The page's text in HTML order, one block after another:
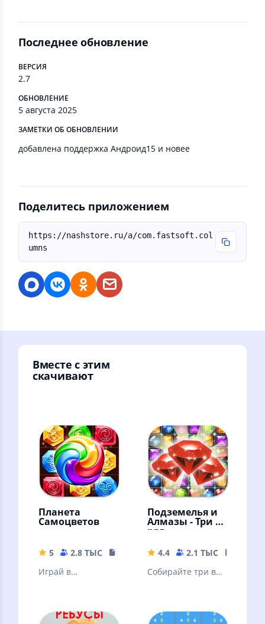
Последнее обновление
ВЕРСИЯ
2.7
ОБНОВЛЕНИЕ
5 августа 2025
ЗАМЕТКИ ОБ ОБНОВЛЕНИИ
добавлена поддержка Андроид15 и новее
Поделитесь приложением
https://nashstore.ru/a/com.fastsoft.col
umns
Вместе с этим
скачивают
Планета
Самоцветов
5 2.8 ТЫС
146.32 MB
Играй в
наслаждайся
Подземелья и
Алмазы - Три в
ряд
4.4 2.1 ТЫС
Собирайте три в
русском языке в